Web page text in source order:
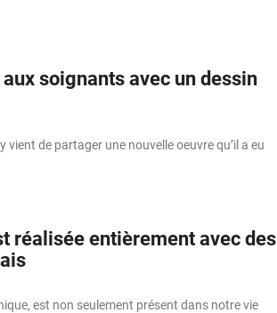
soignants avec un dessin
de partager une nouvelle oeuvre qu’il a eu
réalisée entièrement avec des
est non seulement présent dans notre vie